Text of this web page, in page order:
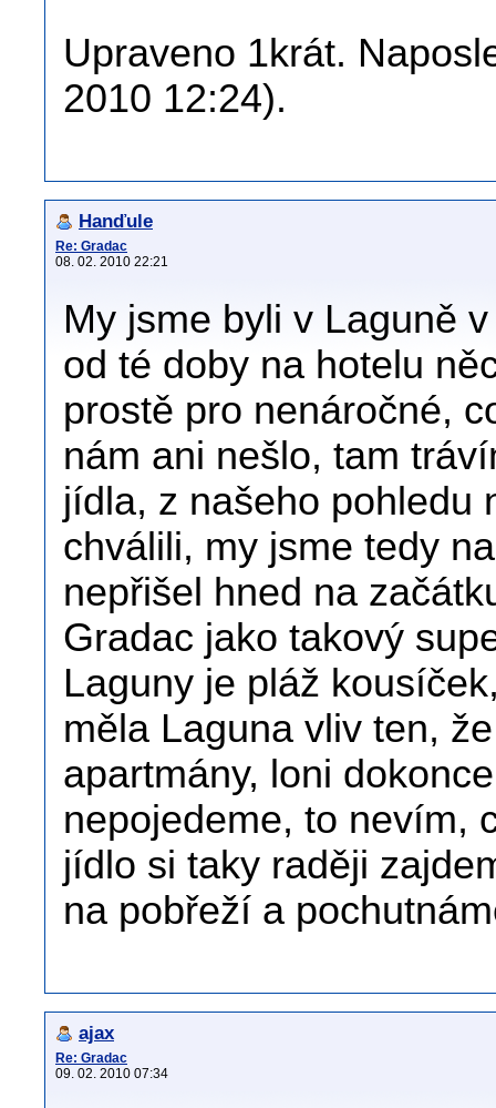
Upraveno 1krát.
2010 12:24).
Hanďule
Re: Gradac
08. 02. 2010 22:21
My jsme byli v Laguně
od té doby na hotelu
prostě pro nenáročné,
nám ani nešlo, tam
jídla, z našeho pohledu
chválili, my jsme tedy
nepřišel hned na
Gradac jako takový
Laguny je pláž
měla Laguna vliv ten,
apartmány, loni
nepojedeme, to nevím,
jídlo si taky raději
na pobřeží a
ajax
Re: Gradac
09. 02. 2010 07:34